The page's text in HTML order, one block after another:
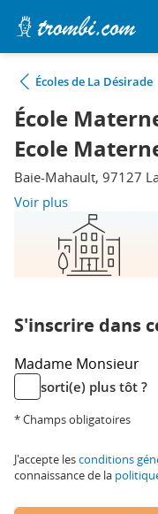
Écoles de La Désirade
École
Ecole
Baie-Mahault, 97127
Voir plus
S'inscrire dans
Madame Monsieur
sorti(e) plus tôt ?
* Champs obligatoires
J'accepte lesconditions
connaissance de la